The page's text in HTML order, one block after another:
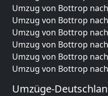
Umzug von Bottrop
Umzug von Bottrop
Umzug von Bottrop
Umzug von Bottrop
Umzug von Bottrop
Umzug von Bottrop
Umzüge-